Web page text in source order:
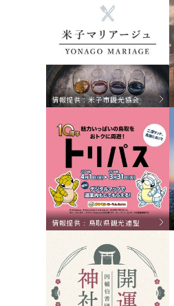
情報提供：米子市観光協会
情報提供 : 鳥取県観光連盟